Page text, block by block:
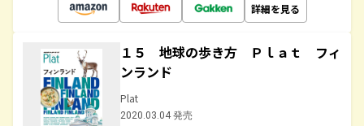
詳細を見る
１５ 地球の歩き方 Ｐｌａｔ フィ
ンランド
Plat
2020.03.04 発売